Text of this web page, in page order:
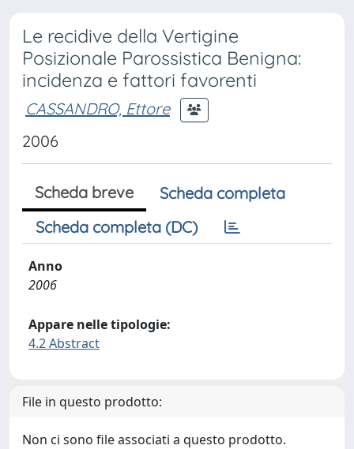
Le recidive della Vertigine
Posizionale Parossistica Benigna:
incidenza e fattori favorenti
CASSANDRO, Ettore
2006
Scheda breve
Scheda completa
Scheda completa (DC)
Anno
2006
Appare nelle tipologie:
4.2 Abstract
File in questo prodotto:
Non ci sono file associati a questo prodotto.